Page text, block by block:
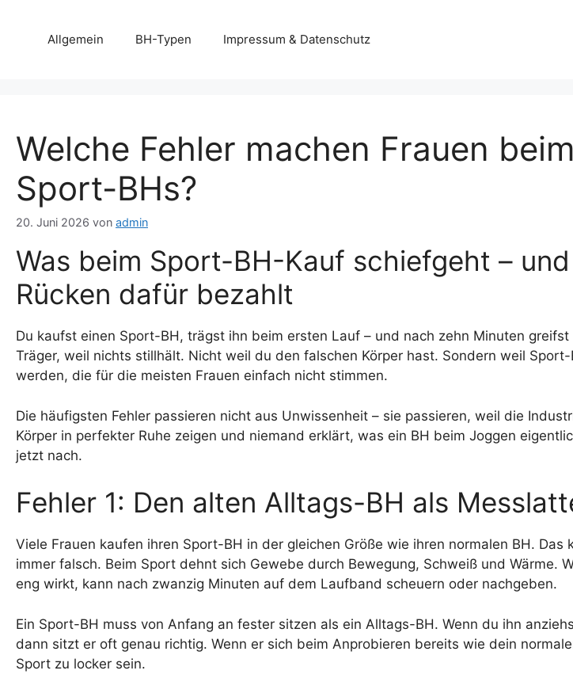
springen
Allgemein BH-Typen Impressum & Datenschutz
Welche Fehler machen Frauen
Sport-BHs?
20. Juni 2026 von admin
Was beim Sport-BH-Kauf schiefgeht –
Rücken dafür bezahlt
Du kaufst einen Sport-BH, trägst ihn beim ersten Lauf – und nach zehn Minuten
Träger, weil nichts stillhält. Nicht weil du den falschen Körper hast. Sondern weil
werden, die für die meisten Frauen einfach nicht stimmen.
Die häufigsten Fehler passieren nicht aus Unwissenheit – sie passieren, weil die
Körper in perfekter Ruhe zeigen und niemand erklärt, was ein BH beim Joggen
jetzt nach.
Fehler 1: Den alten Alltags-BH als
Viele Frauen kaufen ihren Sport-BH in der gleichen Größe wie ihren normalen BH. Das
immer falsch. Beim Sport dehnt sich Gewebe durch Bewegung, Schweiß und Wärme.
eng wirkt, kann nach zwanzig Minuten auf dem Laufband scheuern oder nachgeben.
Ein Sport-BH muss von Anfang an fester sitzen als ein Alltags-BH. Wenn du ihn
dann sitzt er oft genau richtig. Wenn er sich beim Anprobieren bereits wie dein
Sport zu locker sein.